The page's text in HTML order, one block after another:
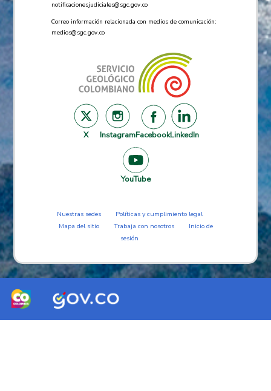
notificacionesjudiciales@sgc.gov.co
Correo información relacionada con medios de comunicación:
medios@sgc.gov.co
X InstagramFacebookLinkedIn
YouTube
Nuestras sedes
Políticas y cumplimiento legal
Mapa del sitio
Trabaja con nosotros
Inicio de
sesión